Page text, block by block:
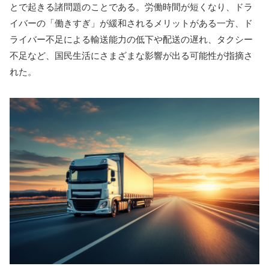
とで起きる諸問題のことである。労働時間が短くなり、ドラ
イバーの「働きすぎ」が緩和されるメリットがある一方、ド
ライバー不足による輸送能力の低下や配送の遅れ、タクシー
不足など、国民生活にさまざまな影響が出る可能性が指摘さ
れた。